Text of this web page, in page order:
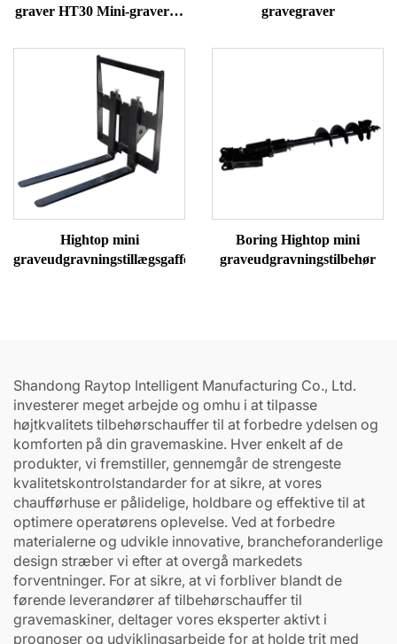
graver HT30 Mini-graver til
gravegraver
Hightop mini
graveudgravningstillægsgaffel
Boring Hightop mini
graveudgravningstilbehør
Shandong Raytop Intelligent Manufacturing Co., Ltd.
investerer meget arbejde og omhu i at tilpasse
højtkvalitets tilbehørschauffer til at forbedre ydelsen og
komforten på din gravemaskine. Hver enkelt af de
produkter, vi fremstiller, gennemgår de strengeste
kvalitetskontrolstandarder for at sikre, at vores
chaufførhuse er pålidelige, holdbare og effektive til at
optimere operatørens oplevelse. Ved at forbedre
materialerne og udvikle innovative, brancheforanderlige
design stræber vi efter at overgå markedets
forventninger. For at sikre, at vi forbliver blandt de
førende leverandører af tilbehørschauffer til
gravemaskiner, deltager vores eksperter aktivt i
prognoser og udviklingsarbejde for at holde trit med